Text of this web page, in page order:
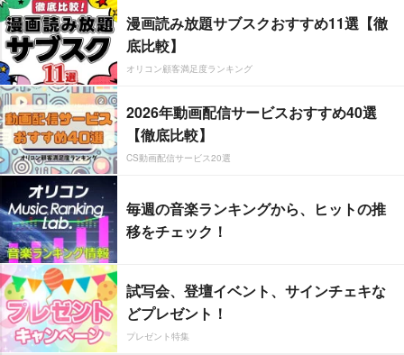
漫画読み放題サブスクおすすめ11選【徹
底比較】
オリコン顧客満足度ランキング
2026年動画配信サービスおすすめ40選
【徹底比較】
CS動画配信サービス20選
毎週の音楽ランキングから、ヒットの推
移をチェック！
試写会、登壇イベント、サインチェキな
どプレゼント！
プレゼント特集